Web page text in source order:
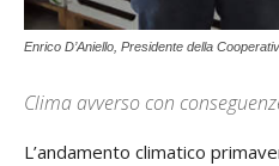
Enrico D’Aniello, Presidente della
Clima avverso con
L’andamento climatico